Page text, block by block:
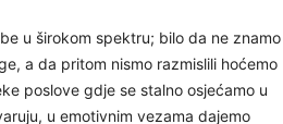
u širokom spektru; bilo da ne znamo
a da pritom nismo razmislili hoćemo
poslove gdje se stalno osjećamo u
u emotivnim vezama dajemo